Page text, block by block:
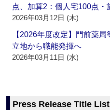
点、加算2：個人宅100点
2026年03月12日 (木)
【2026年度改定】門前薬
立地から職能発揮へ
2026年03月11日 (水)
Press Release Title List